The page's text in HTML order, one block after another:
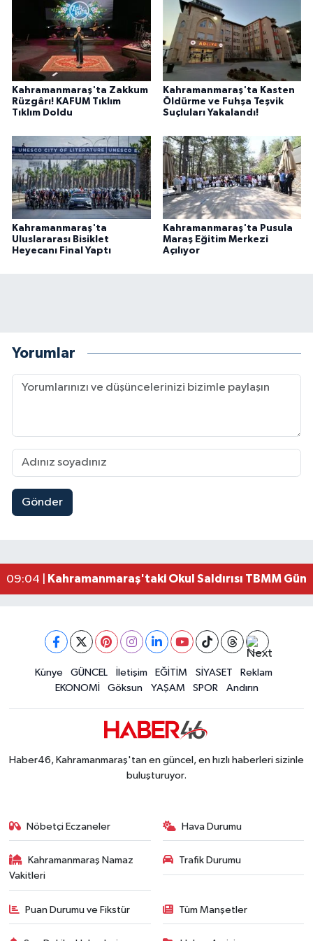
Kahramanmaraş'ta Zakkum
Rüzgârı! KAFUM Tıklım
Tıklım Doldu
Kahramanmaraş'ta Kasten
Öldürme ve Fuhşa Teşvik
Suçluları Yakalandı!
Kahramanmaraş'ta
Uluslararası Bisiklet
Heyecanı Final Yaptı
Kahramanmaraş'ta Pusula
Maraş Eğitim Merkezi
Açılıyor
Yorumlar
Gönder
15:00 |Kahramanmaraş'ta Kayıp Çocuk Sulama
09:04 |
Kahramanmaraş'taki Okul Saldırısı TBMM
22:09 |Kahramanmaraş'ta Uluslararası Bisiklet
20:05 |Kahramanmaraş'ta Tarım İçin Su Seferberliği
Kahramanmaraş'ta 5 Kilometrelik Yolda Sıcak
15:22 |Kahramanmaraş'ta Şüpheli Ölüm! Uzman
Kahramanmaraş'ta Korku Dolu Anlar! Metruk
Künye GÜNCEL İletişim EĞİTİM SİYASET
Reklam
EKONOMİ
Göksun YAŞAM SPOR Andırın
Haber46, Kahramanmaraş'tan en güncel, en hızlı haberleri sizinle
buluşturuyor.
Nöbetçi Eczaneler Hava Durumu
Kahramanmaraş Namaz
Vakitleri
Trafik Durumu
Puan Durumu ve Fikstür Tüm Manşetler
BİLİM TEKNOLOJİ
ASAYİŞ
SEÇİM 2015
ÇEVRE
BİLİM VE TEKNOLOJİ
YARIŞMALAR
TANITIM